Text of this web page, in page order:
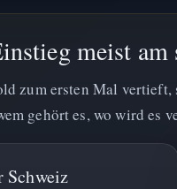
meist
zum ersten Mal
gehört es, wo wird es